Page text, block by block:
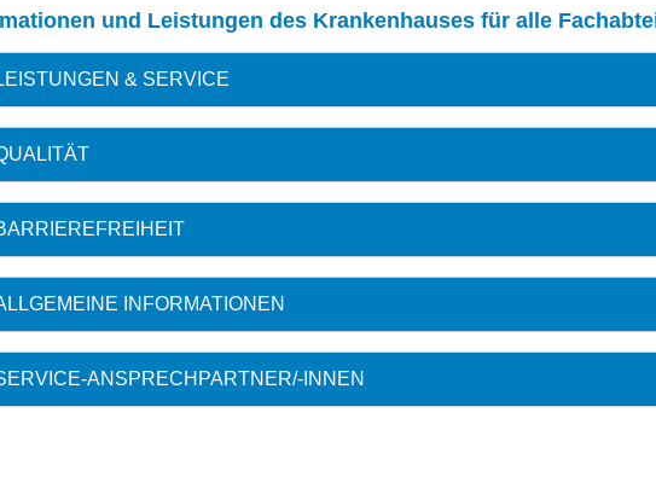
und Leistungen des Krankenhauses für alle
& SERVICE
INFORMATIONEN
ANSPRECHPARTNER/-INNEN